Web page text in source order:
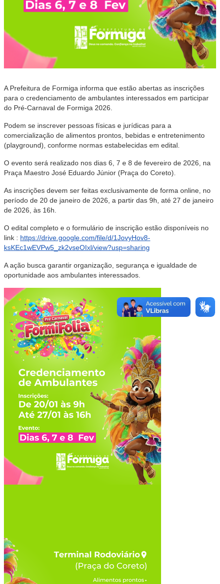
A Prefeitura de Formiga informa que estão abertas as inscrições
para o credenciamento de ambulantes interessados em participar
do Pré-Carnaval de Formiga 2026.
Podem se inscrever pessoas físicas e jurídicas para a
comercialização de alimentos prontos, bebidas e entretenimento
(playground), conforme normas estabelecidas em edital.
O evento será realizado nos dias 6, 7 e 8 de fevereiro de 2026, na
Praça Maestro José Eduardo Júnior (Praça do Coreto).
As inscrições devem ser feitas exclusivamente de forma online, no
período de 20 de janeiro de 2026, a partir das 9h, até 27 de janeiro
de 2026, às 16h.
O edital completo e o formulário de inscrição estão disponíveis no
link : https://drive.google.com/file/d/1JovyHov8-
ksKEc1wEVPw5_zk2vseOIxl/view?usp=sharing
A ação busca garantir organização, segurança e igualdade de
oportunidade aos ambulantes interessados.